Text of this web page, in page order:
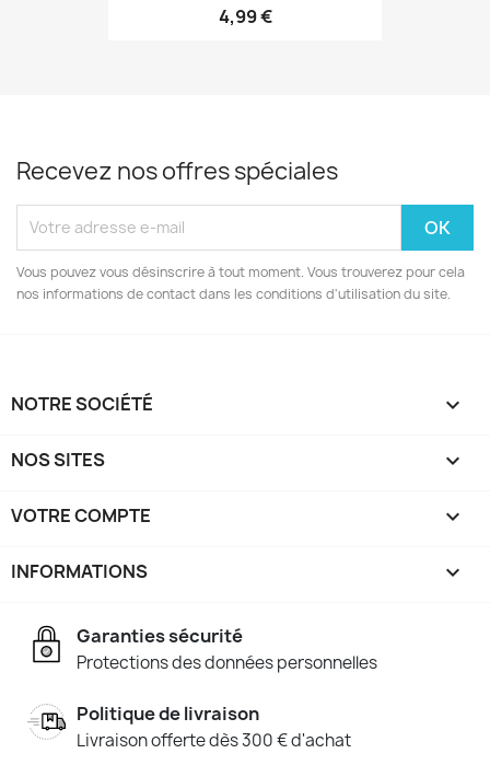
4,99 €
Recevez nos offres spéciales
Vous pouvez vous désinscrire à tout moment. Vous trouverez pour cela
nos informations de contact dans les conditions d'utilisation du site.
NOTRE SOCIÉTÉ 
NOS SITES 
VOTRE COMPTE 
INFORMATIONS keyboard_arrow_down
Garanties sécurité
Protections des données personnelles
Politique de livraison
Livraison offerte dès 300 € d'achat